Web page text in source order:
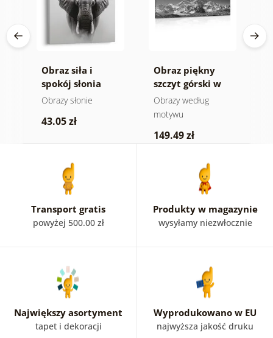
Obraz siła i
spokój słonia
Obrazy słonie
43.05 zł
Obraz piękny
szczyt górski w
wersji czarno-
białej
Obrazy według
motywu
149.49 zł
Transport gratis
powyżej 500.00 zł
Produkty w magazynie
wysyłamy niezwłocznie
Największy asortyment
tapet i dekoracji
Wyprodukowano w EU
najwyższa jakość druku